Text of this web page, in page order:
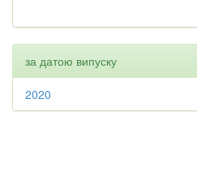
за датою випуску
2020